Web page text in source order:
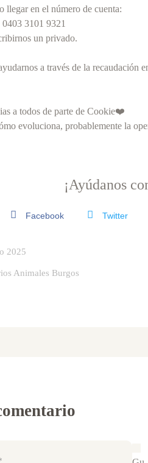
llegar en el número de cuenta:
3101 9321
un privado.
a través de la recaudación
a todos de parte de Cookie❤️
evoluciona, probablemente la
¡Ayúdanos
Facebook Twitter
2025
Animales Burgos